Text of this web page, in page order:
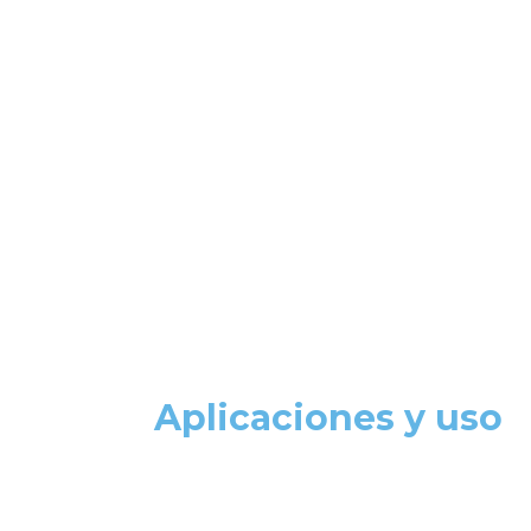
Aplicaciones y uso